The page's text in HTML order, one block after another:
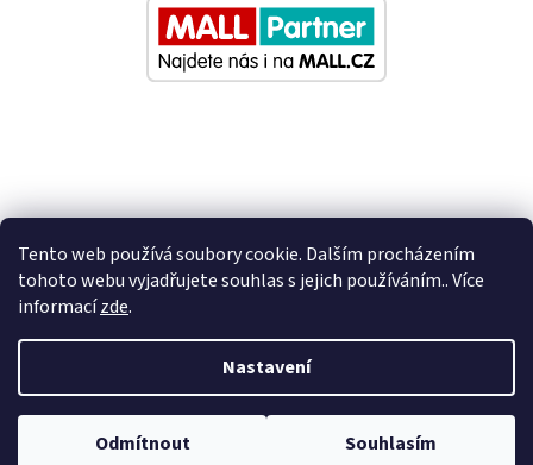
Tento web používá soubory cookie. Dalším procházením
tohoto webu vyjadřujete souhlas s jejich používáním.. Více
informacízde.
Nastavení
Odmítnout Souhlasím
Nastavil tým EshopyUmíme.cz
Copyright 2026Eurosedacky.cz . Všechna práva vyhrazena.